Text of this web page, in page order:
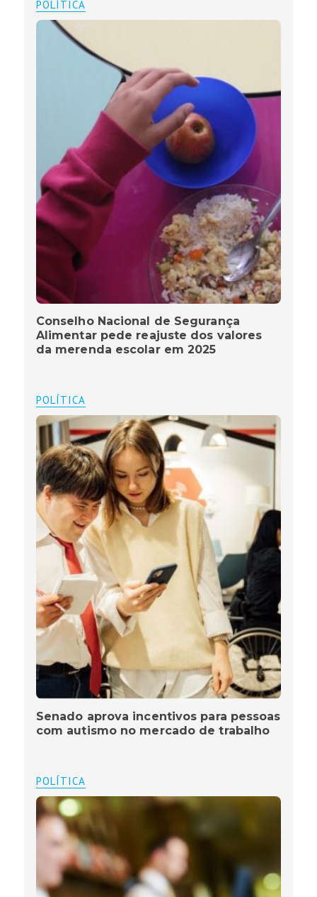
POLÍTICA
Conselho Nacional de Segurança
Alimentar pede reajuste dos valores
da merenda escolar em 2025
POLÍTICA
Senado aprova incentivos para pessoas
com autismo no mercado de trabalho
POLÍTICA